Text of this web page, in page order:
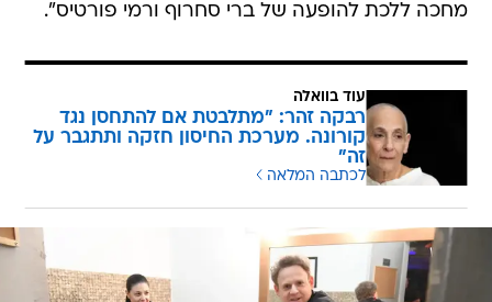
מחכה ללכת להופעה של ברי סחרוף ורמי פורטיס".
עוד בוואלה
רבקה זהר: "מתלבטת אם להתחסן נגד
קורונה. מערכת החיסון חזקה ותתגבר על
זה"
לכתבה המלאה